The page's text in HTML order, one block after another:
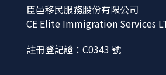
臣邑移民服務股份有限公司
CE Elite Immigration Services
註冊登記證：C0343 號